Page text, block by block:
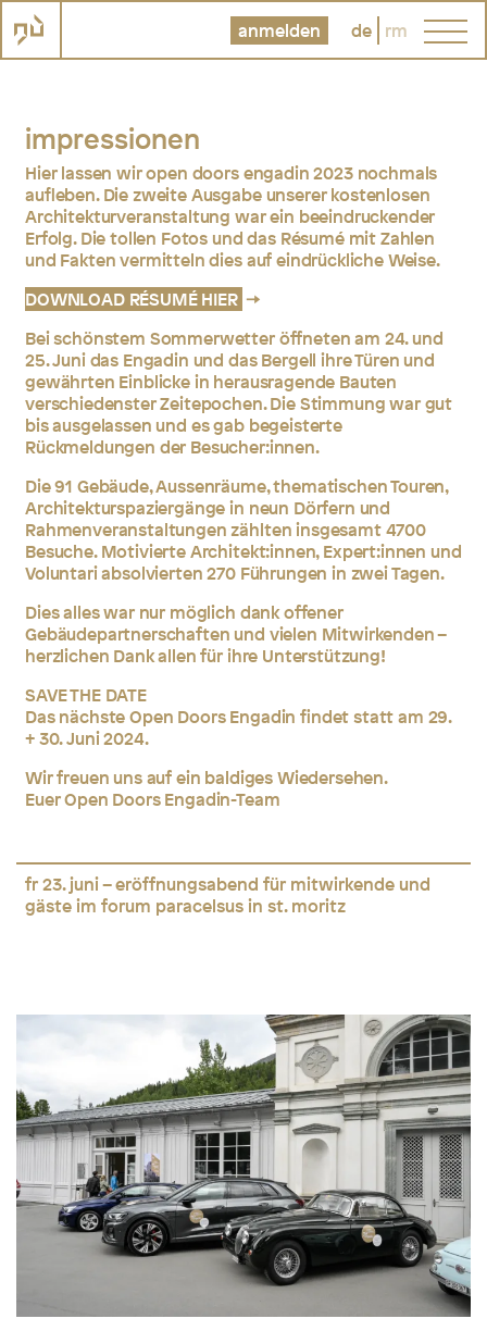
anmelden de rm
impressionen
Hier lassen wir open doors engadin 2023 nochmals
aufleben. Die zweite Ausgabe unserer kostenlosen
Architekturveranstaltung war ein beeindruckender
Erfolg. Die tollen Fotos und das Résumé mit Zahlen
und Fakten vermitteln dies auf eindrückliche Weise.
DOWNLOAD RÉSUMÉ HIER
Bei schönstem Sommerwetter öffneten am 24. und
25. Juni das Engadin und das Bergell ihre Türen und
gewährten Einblicke in herausragende Bauten
verschiedenster Zeitepochen. Die Stimmung war gut
bis ausgelassen und es gab begeisterte
Rückmeldungen der Besucher:innen.
Die 91 Gebäude, Aussenräume, thematischen Touren,
Architekturspaziergänge in neun Dörfern und
Rahmenveranstaltungen zählten insgesamt 4700
Besuche. Motivierte Architekt:innen, Expert:innen und
Voluntari absolvierten 270 Führungen in zwei Tagen.
Dies alles war nur möglich dank offener
Gebäudepartnerschaften und vielen Mitwirkenden –
herzlichen Dank allen für ihre Unterstützung!
SAVE THE DATE
Das nächste Open Doors Engadin findet statt am 29.
+ 30. Juni 2024.
Wir freuen uns auf ein baldiges Wiedersehen.
Euer Open Doors Engadin-Team
fr 23. juni – eröffnungsabend für mitwirkende und
gäste im forum paracelsus in st. moritz